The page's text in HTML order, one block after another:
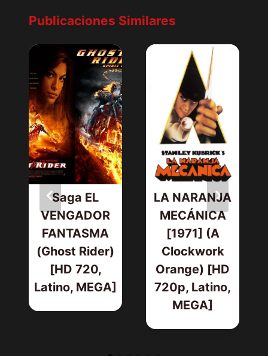
Publicaciones Similares
Saga EL
VENGADOR
FANTASMA
(Ghost Rider)
[HD 720,
Latino, MEGA]
LA NARANJA
MECÁNICA
[1971] (A
Clockwork
Orange) [HD
720p, Latino,
MEGA]